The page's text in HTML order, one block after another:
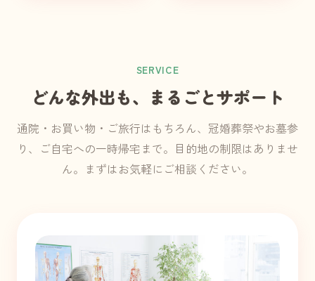
SERVICE
どんな外出も、まるごとサポート
通院・お買い物・ご旅行はもちろん、冠婚葬祭やお墓参
り、ご自宅への一時帰宅まで。目的地の制限はありませ
ん。まずはお気軽にご相談ください。